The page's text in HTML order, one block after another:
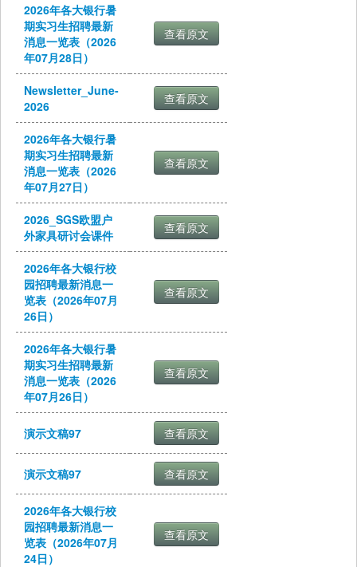
2026年各大银行暑
期实习生招聘最新
消息一览表（2026
年07月28日）
Newsletter_June-
2026
2026年各大银行暑
期实习生招聘最新
消息一览表（2026
年07月27日）
2026_SGS欧盟户
外家具研讨会课件
2026年各大银行校
园招聘最新消息一
览表（2026年07月
26日）
2026年各大银行暑
期实习生招聘最新
消息一览表（2026
年07月26日）
演示文稿97
演示文稿97
2026年各大银行校
园招聘最新消息一
览表（2026年07月
24日）